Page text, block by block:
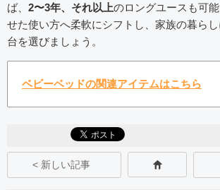
ば、 2〜3年、それ以上のロングユースも可
せた使い方へ柔軟にシフトし、家族の暮ら
台を選びましょう。
ベビーベッドの関連アイテムはこちら
< 新しい記事